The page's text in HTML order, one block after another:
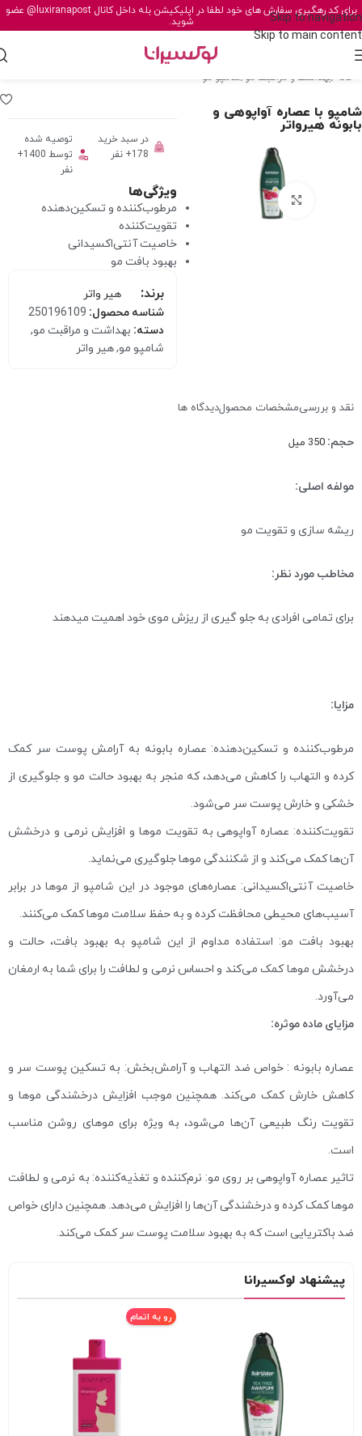
Skip to navigation
Skip to main content
برای کد رهگیری سفارش های خود لطفا در اپلیکیشن بله داخل کانال@luxiranapost عضو
شوید.
خانه /بهداشت و مراقبت مو /شامپو مو
شامپو با عصاره آواپوهی و
بابونه هیرواتر
برای بزرگنمایی کلیک کنید
در سبد خرید
178+ نفر
توصیه شده
توسط 1400+
نفر
ویژگی‌ها
مرطوب‌کننده و تسکین‌دهنده
تقویت‌کننده
خاصیت آنتی‌اکسیدانی
بهبود بافت مو
برند:
هیر واتر
شناسه محصول: 250196109
دسته: بهداشت و مراقبت مو,
شامپو مو,هیر واتر
نقد و بررسیمشخصات محصولدیدگاه ها
حجم: 350 میل
مولفه اصلی:
ریشه سازی و تقویت مو
مخاطب مورد نظر:
برای تمامی افرادی به جلو گیری از ریزش موی خود اهمیت میدهند
مزایا:
مرطوب‌کننده و تسکین‌دهنده: عصاره بابونه به آرامش پوست سر کمک
کرده و التهاب را کاهش می‌دهد، که منجر به بهبود حالت مو و جلوگیری از
خشکی و خارش پوست سر می‌شود.
تقویت‌کننده: عصاره آواپوهی به تقویت موها و افزایش نرمی و درخشش
آن‌ها کمک می‌کند و از شکنندگی موها جلوگیری می‌نماید.
خاصیت آنتی‌اکسیدانی: عصاره‌های موجود در این شامپو از موها در برابر
آسیب‌های محیطی محافظت کرده و به حفظ سلامت موها کمک می‌کنند.
بهبود بافت مو: استفاده مداوم از این شامپو به بهبود بافت، حالت و
درخشش موها کمک می‌کند و احساس نرمی و لطافت را برای شما به ارمغان
می‌آورد.
مزایای ماده موثره:
عصاره بابونه : خواص ضد التهاب و آرامش‌بخش: به تسکین پوست سر و
کاهش خارش کمک می‌کند. همچنین موجب افزایش درخشندگی موها و
تقویت رنگ طبیعی آن‌ها می‌شود، به ویژه برای موهای روشن مناسب
است.
تاثیر عصاره آواپوهی بر روی مو: نرم‌کننده و تغذیه‌کننده: به نرمی و لطافت
موها کمک کرده و درخشندگی آن‌ها را افزایش می‌دهد. همچنین دارای خواص
ضد باکتریایی است که به بهبود سلامت پوست سر کمک می‌کند.
پیشنهاد لوکسیرانا
رو به اتمام